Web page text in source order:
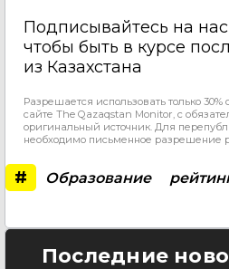
Подписывайтесь на
чтобы быть в курсе
из Казахстана
Разрешается использовать только 30%
сайте The Qazaqstan Monitor, с
оригинальный источник. Для
необходимо письменное разрешение
# Образование
Последние